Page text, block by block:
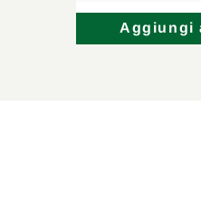
Aggiungi